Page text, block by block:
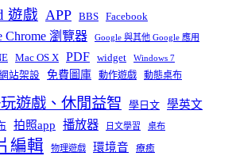
遊戲 APP BBS Facebook
Chrome 瀏覽器 Google 與其他 Google 應用
Mac OS X PDF widget Windows 7
站架設 免費圖庫 動作遊戲 動態桌布
遊戲、休閒益智 學日文 學英文
拍照app 播放器 日文學習 桌布
編輯 物理遊戲 環境音 療癒